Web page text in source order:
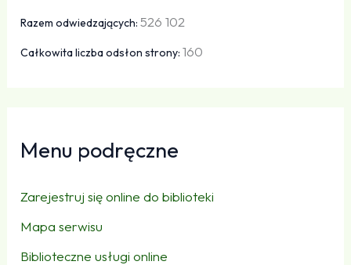
Razem odwiedzających:526 102
Całkowita liczba odsłon strony:160
Menu podręczne
Zarejestruj się online do biblioteki
Mapa serwisu
Biblioteczne usługi online